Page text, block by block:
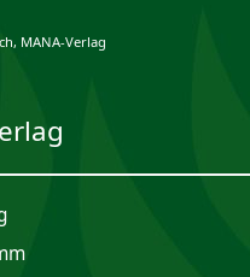
MANA-Verlag